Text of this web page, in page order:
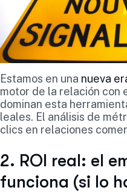
Estamos en una nueva
motor de la relación con
dominan esta
leales. El análisis de
clics en relaciones
2. ROI real: el
funciona (si lo